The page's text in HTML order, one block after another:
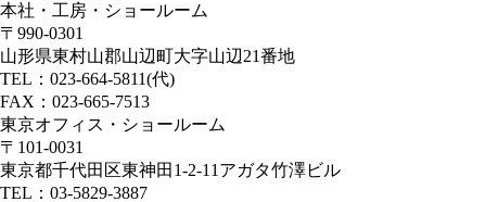
本社・工房・ショールーム
〒990-0301
山形県東村山郡山辺町大字山辺21番地
TEL：023-664-5811(代)
FAX：023-665-7513
東京オフィス・ショールーム
〒101-0031
東京都千代田区東神田1-2-11アガタ竹澤ビル
TEL：03-5829-3887